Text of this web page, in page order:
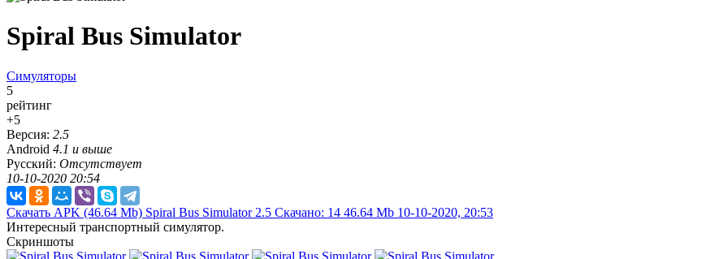
Spiral Bus Simulator
Симуляторы
5
рейтинг
+5
Версия: 2.5
Android 4.1 и выше
Русский: Отсутствует
10-10-2020 20:54
Скачать APK (46.64 Mb) Spiral Bus Simulator 2.5 Скачано: 14 46.64 Mb 10-10-2020, 20:53
Интересный транспортный симулятор.
Скриншоты